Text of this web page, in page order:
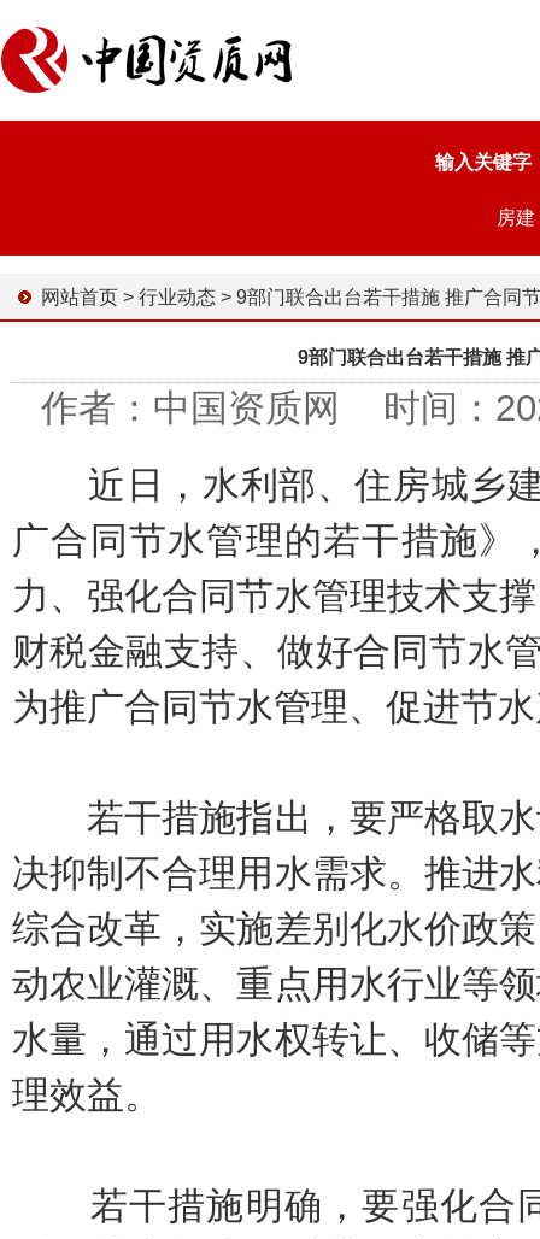
输入关键字
房建
网站首页 > 行业动态 > 9部门联合出台若干措施 推广合同节水管理促进绿色
9部门联合出台若干措施 推
作者：中国资质网 时间：
近日，水利部、住房城乡建
广合同节水管理的若干措施》
力、强化合同节水管理技术支
财税金融支持、做好合同节水
为推广合同节水管理、促进节
若干措施指出，要严格取水
决抑制不合理用水需求。推进
综合改革，实施差别化水价政
动农业灌溉、重点用水行业等
水量，通过用水权转让、收储
理效益。
若干措施明确，要强化合